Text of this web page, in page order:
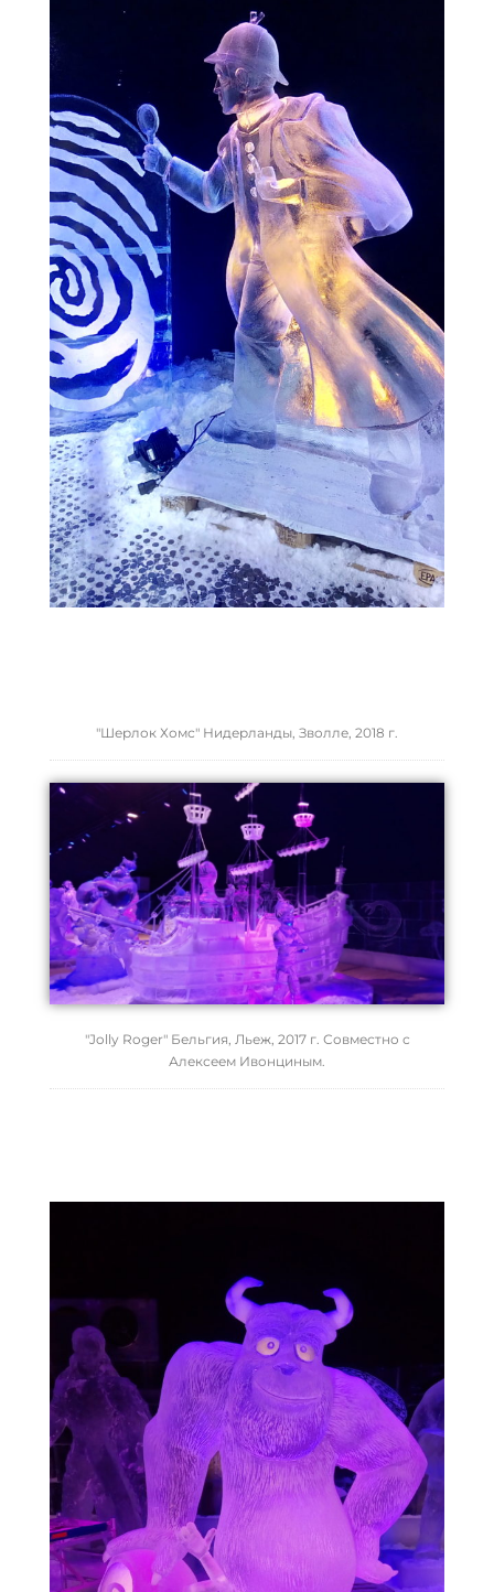
"Шерлок Хомс" Нидерланды, Зволле, 2018 г.
"Jolly Roger" Бельгия, Льеж, 2017 г. Совместно с
Алексеем Ивонциным.